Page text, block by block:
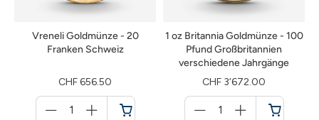
Vreneli Goldmünze - 20
Franken Schweiz
CHF 656.50
für
1 oz Britannia Goldmünze - 100
Pfund Großbritannien
verschiedene Jahrgänge
CHF 3’672.00
für